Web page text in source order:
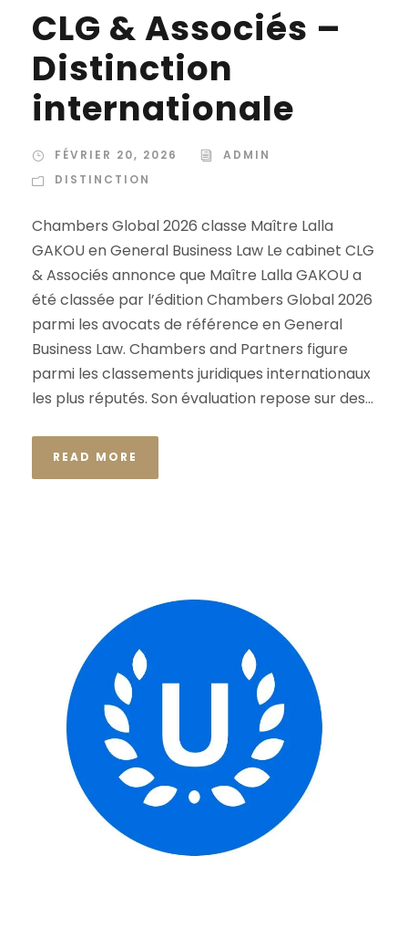
CLG & Associés –
Distinction
internationale
FÉVRIER 20, 2026
ADMIN
DISTINCTION
Chambers Global 2026 classe Maître Lalla
GAKOU en General Business Law Le cabinet CLG
& Associés annonce que Maître Lalla GAKOU a
été classée par l’édition Chambers Global 2026
parmi les avocats de référence en General
Business Law. Chambers and Partners figure
parmi les classements juridiques internationaux
les plus réputés. Son évaluation repose sur des...
READ MORE